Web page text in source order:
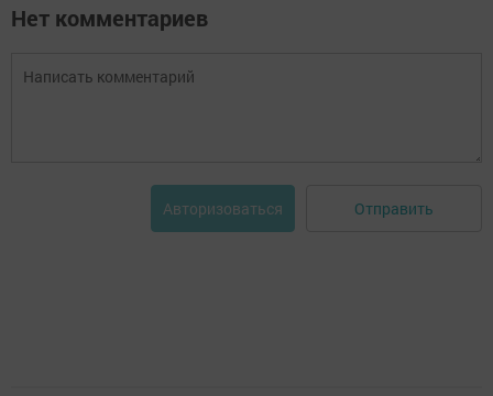
Нет комментариев
Авторизоваться Отправить